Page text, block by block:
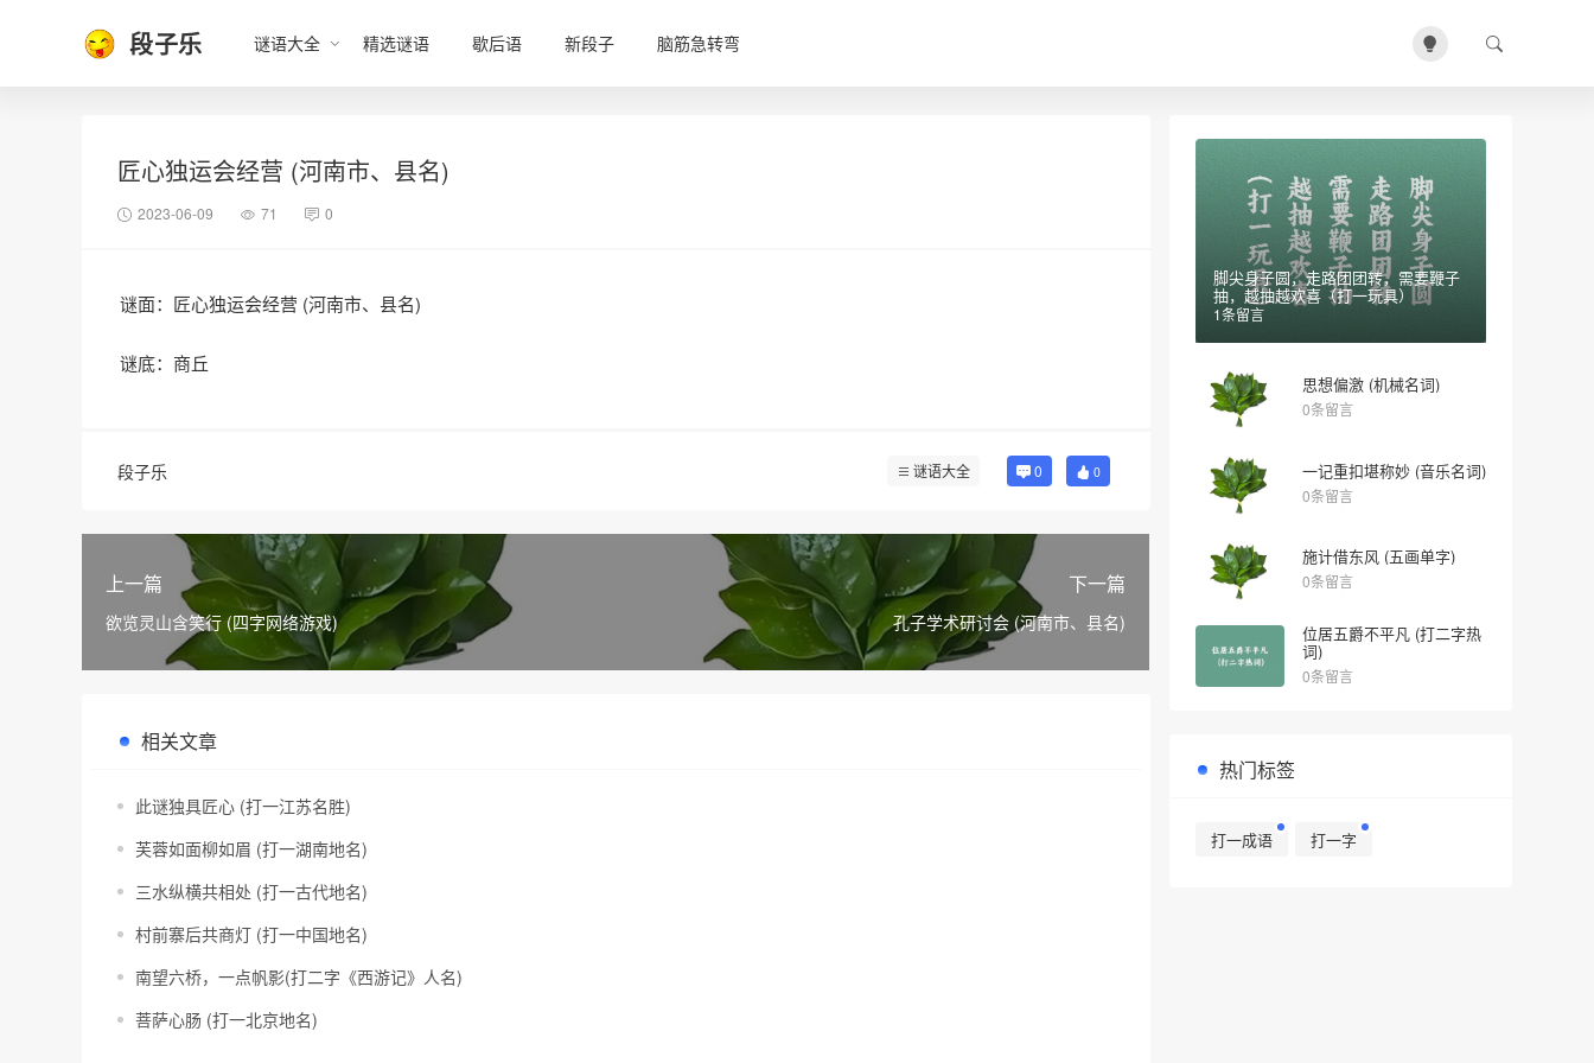
段子乐 谜语大全 精选谜语 歇后语 新段子 脑筋急转弯
匠心独运会经营 (河南市、县名)
2023-06-09 71 0
谜面：匠心独运会经营 (河南市、县名)
谜底：商丘
段子乐 谜语大全 0 0
上一篇
欲览灵山含笑行 (四字网络游戏)
下一篇
孔子学术研讨会 (河南市、县名)
相关文章
此谜独具匠心 (打一江苏名胜)
芙蓉如面柳如眉 (打一湖南地名)
三水纵横共相处 (打一古代地名)
村前寨后共商灯 (打一中国地名)
南望六桥，一点帆影(打二字《西游记》人名)
菩萨心肠 (打一北京地名)
脚尖身子圆，走路团团转，需要鞭子
抽，越抽越欢喜（打一玩具）
1条留言
思想偏激 (机械名词)
0条留言
一记重扣堪称妙 (音乐名词)
0条留言
施计借东风 (五画单字)
0条留言
位居五爵不平凡 (打二字热
词)
0条留言
热门标签
打一成语 打一字